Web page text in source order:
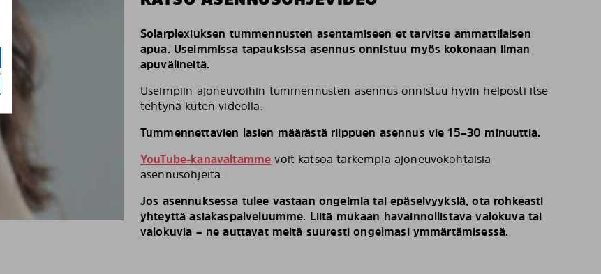
Solarplexiuksen tummennusten asentamiseen et tarvitse ammattilaisen
apua. Useimmissa tapauksissa asennus onnistuu myös kokonaan ilman
apuvälineitä.
Useimpiin ajoneuvoihin tummennusten asennus onnistuu hyvin helposti itse
tehtynä kuten videolla.
Tummennettavien lasien määrästä riippuen asennus vie 15–30 minuuttia.
YouTube-kanavaltamme voit katsoa tarkempia ajoneuvokohtaisia
asennusohjeita.
Jos asennuksessa tulee vastaan ongelmia tai epäselvyyksiä, ota rohkeasti
yhteyttä asiakaspalveluumme. Liitä mukaan havainnollistava valokuva tai
valokuvia – ne auttavat meitä suuresti ongelmasi ymmärtämisessä.